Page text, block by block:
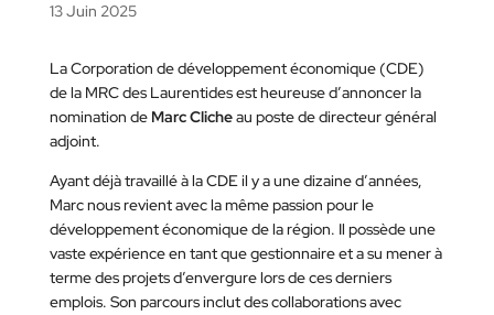
13 Juin 2025
La Corporation de développement économique (CDE)
de la MRC des Laurentides est heureuse d’annoncer la
nomination de Marc Clicheau poste de directeur général
adjoint.
Ayant déjà travaillé à la CDE il y a une dizaine d’années,
Marc nous revient avec la même passion pour le
développement économique de la région. Il possède une
vaste expérience en tant que gestionnaire et a su mener à
terme des projets d’envergure lors de ces derniers
emplois. Son parcours inclut des collaborations avec